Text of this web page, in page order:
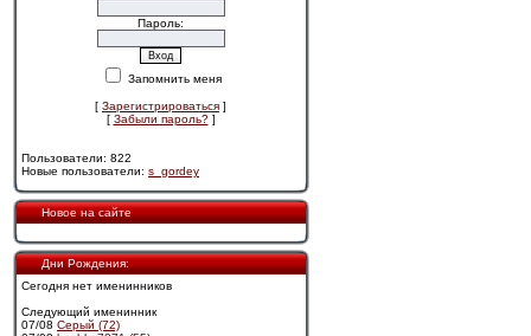
Пароль:
Запомнить меня
[ Зарегистрироваться ]
[ Забыли пароль?]
Пользователи: 822
Новые пользователи: s_gordey
Новое на сайте
Дни Рождения:
Сегодня нет именинников
Следующий именинник
07/08 Cерый (72)